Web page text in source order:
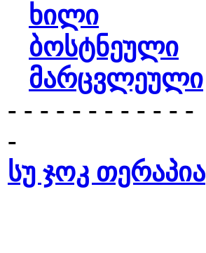
ხილი
ბოსტნეული
მარცვლეული
- - - - - - - - - - - -
-
სუ ჯოკ თერაპია